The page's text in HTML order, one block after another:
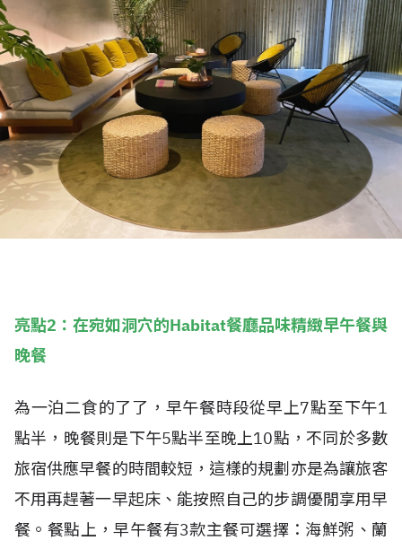
亮點2：在宛如洞穴的Habitat餐廳品味精緻早午餐與
晚餐
為一泊二食的了了，早午餐時段從早上7點至下午1
點半，晚餐則是下午5點半至晚上10點，不同於多數
旅宿供應早餐的時間較短，這樣的規劃亦是為讓旅客
不用再趕著一早起床、能按照自己的步調優閒享用早
餐。餐點上，早午餐有3款主餐可選擇：海鮮粥、蘭